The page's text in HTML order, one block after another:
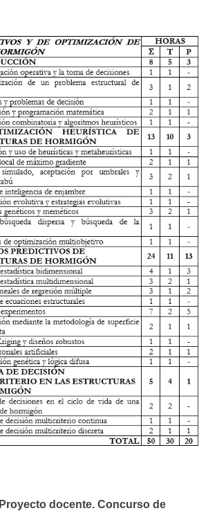
Proyecto docente. Concurso de